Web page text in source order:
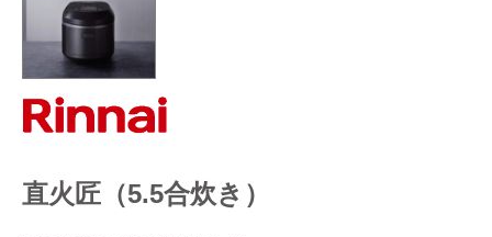
直火匠（5.5合炊き）